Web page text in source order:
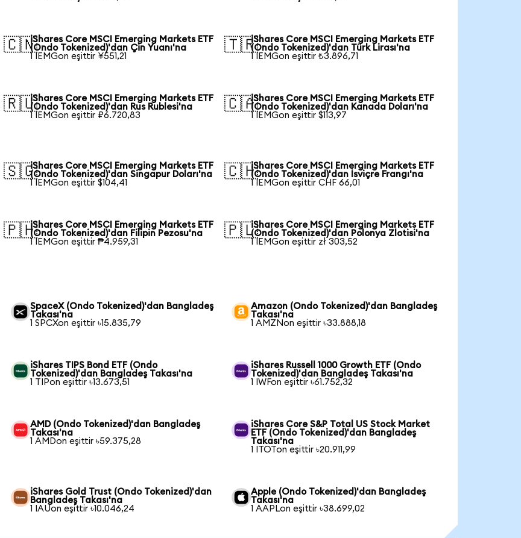
🇨🇳iShares Core MSCI Emerging Markets ETF
(Ondo Tokenized)'dan Çin Yuanı'na
1 IEMGon eşittir ¥551,21
🇹🇷iShares Core MSCI Emerging Markets ETF
(Ondo Tokenized)'dan Türk Lirası'na
1 IEMGon eşittir ₺3.896,71
🇷🇺iShares Core MSCI Emerging Markets ETF
(Ondo Tokenized)'dan Rus Rublesi'na
1 IEMGon eşittir ₽6.720,83
🇨🇦iShares Core MSCI Emerging Markets ETF
(Ondo Tokenized)'dan Kanada Doları'na
1 IEMGon eşittir $113,97
🇸🇬iShares Core MSCI Emerging Markets ETF
(Ondo Tokenized)'dan Singapur Doları'na
1 IEMGon eşittir $104,41
🇨🇭iShares Core MSCI Emerging Markets ETF
(Ondo Tokenized)'dan İsviçre Frangı'na
1 IEMGon eşittir CHF 66,01
🇵🇭iShares Core MSCI Emerging Markets ETF
(Ondo Tokenized)'dan Filipin Pezosu'na
1 IEMGon eşittir ₱4.959,31
🇵🇱iShares Core MSCI Emerging Markets ETF
(Ondo Tokenized)'dan Polonya Zlotisi'na
1 IEMGon eşittir zł 303,52
SpaceX (Ondo Tokenized)'dan Bangladeş
Takası'na
1 SPCXon eşittir ৳15.835,79
Amazon (Ondo Tokenized)'dan Bangladeş
Takası'na
1 AMZNon eşittir ৳33.888,18
iShares TIPS Bond ETF (Ondo
Tokenized)'dan Bangladeş Takası'na
1 TIPon eşittir ৳13.673,51
iShares Russell 1000 Growth ETF (Ondo
Tokenized)'dan Bangladeş Takası'na
1 IWFon eşittir ৳61.752,32
AMD (Ondo Tokenized)'dan Bangladeş
Takası'na
1 AMDon eşittir ৳59.375,28
iShares Core S&P Total US Stock Market
ETF (Ondo Tokenized)'dan Bangladeş
Takası'na
1 ITOTon eşittir ৳20.911,99
iShares Gold Trust (Ondo Tokenized)'dan
Bangladeş Takası'na
1 IAUon eşittir ৳10.046,24
Apple (Ondo Tokenized)'dan Bangladeş
Takası'na
1 AAPLon eşittir ৳38.699,02